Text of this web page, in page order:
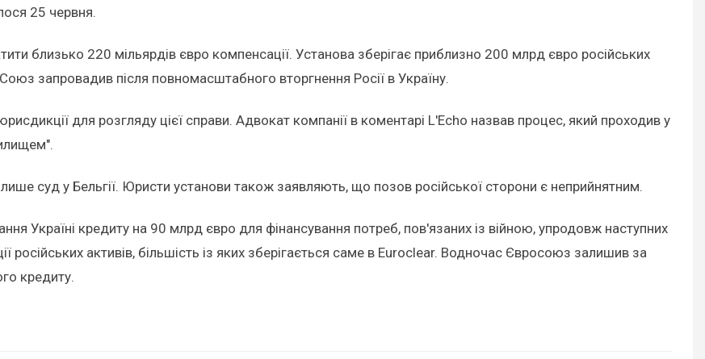
25 червня.
близько 220 мільярдів євро компенсації. Установа зберігає приблизно 200 млрд євро російських
запровадив після повномасштабного вторгнення Росії в Україну.
для розгляду цієї справи. Адвокат компанії в коментарі L'Echo назвав процес, який проходив у
суд у Бельгії. Юристи установи також заявляють, що позов російської сторони є неприйнятним.
Україні кредиту на 90 млрд євро для фінансування потреб, пов'язаних із війною, упродовж наступних
російських активів, більшість із яких зберігається саме в Euroclear. Водночас Євросоюз залишив за
кредиту.